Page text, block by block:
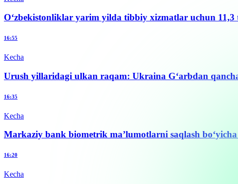
O‘zbekistonliklar yarim yilda tibbiy xizmatlar uchun 11,3
16:55
Kecha
Urush yillaridagi ulkan raqam: Ukraina G‘arbdan
16:35
Kecha
Markaziy bank biometrik ma’lumotlarni saqlash
16:20
Kecha